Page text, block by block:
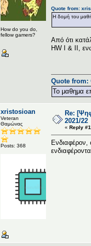
How do you do,
fellow gamers?
Quote from:
Η δομή του
Από ότι
HW I & II,
Quote from:
Το μαθημα
xristosioan
Veteran
Θαμώνας
Posts: 368
Re:
2021/22
« Reply
Ενδιαφέρον,